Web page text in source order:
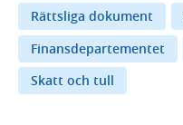
Rättsliga dokument
Finansdepartementet
Skatt och tull